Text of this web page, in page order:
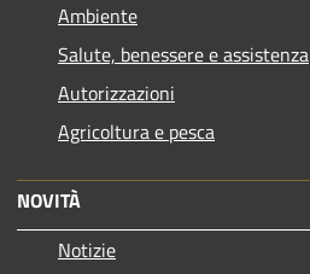
Ambiente
Salute, benessere e assistenza
Autorizzazioni
Agricoltura e pesca
NOVITÀ
Notizie